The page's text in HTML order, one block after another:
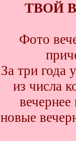
ТВОЙ
Фото
За три года
из числа
новые